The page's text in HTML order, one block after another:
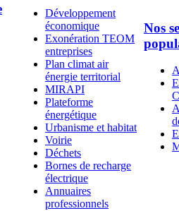
Développement
économique
Exonération TEOM
entreprises
Plan climat air
énergie territorial
MIRAPI
Plateforme
énergétique
Urbanisme et habitat
Voirie
Déchets
Bornes de recharge
électrique
Annuaires
professionnels
Nos